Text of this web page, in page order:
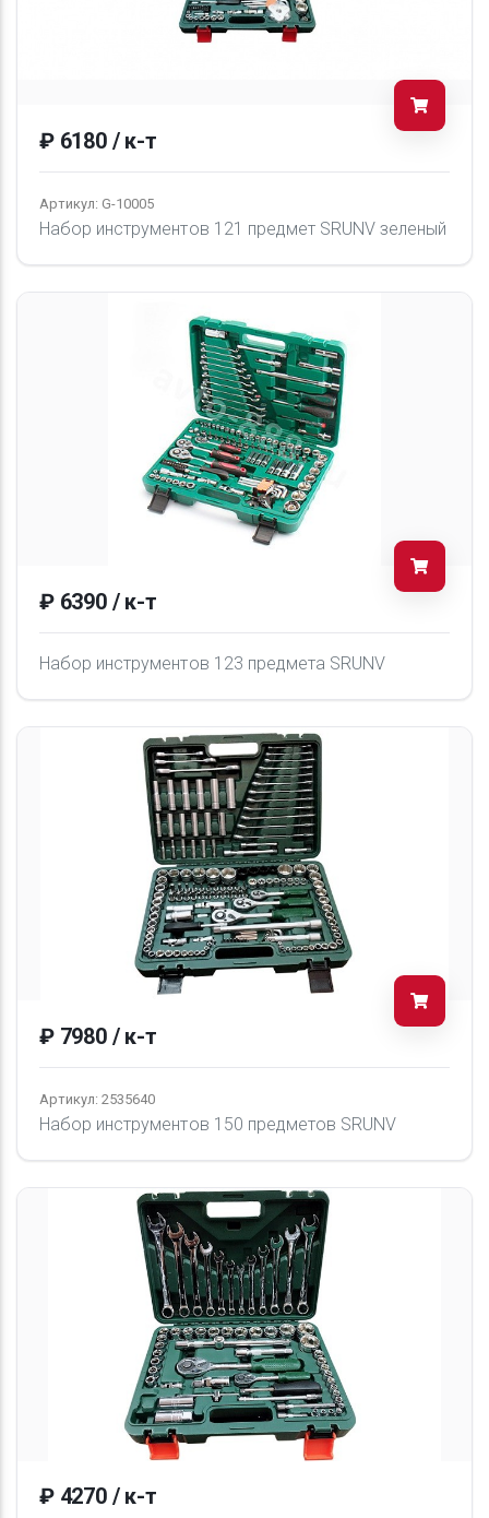
₽ 6180 / к-т
Артикул: G-10005
Набор инструментов 121 предмет SRUNV зеленый
₽ 6390 / к-т
Набор инструментов 123 предмета SRUNV
₽ 7980 / к-т
Артикул: 2535640
Набор инструментов 150 предметов SRUNV
₽ 4270 / к-т